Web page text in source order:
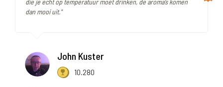
die je echt op temperatuur moet drinken, de aroma’s komen
dan mooi uit."
John Kuster
10.280